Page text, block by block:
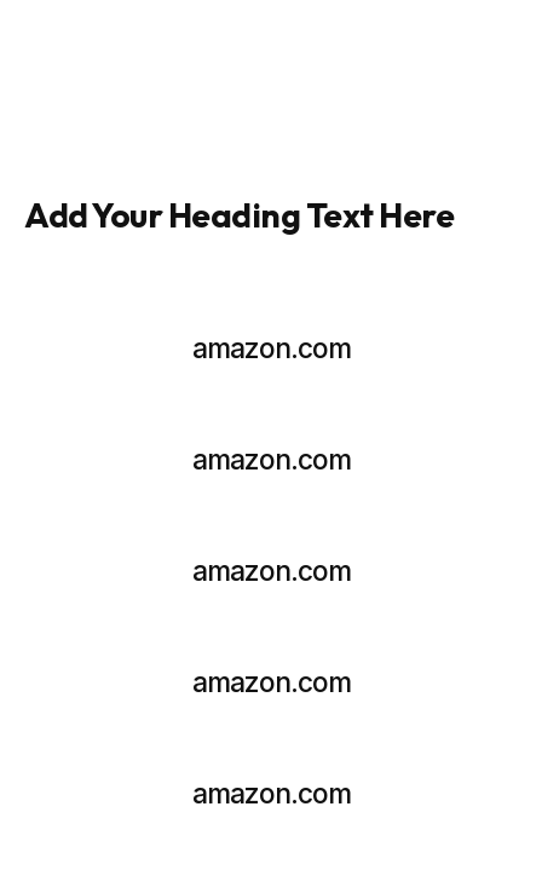
Add Your Heading Text Here
amazon.com
amazon.com
amazon.com
amazon.com
amazon.com